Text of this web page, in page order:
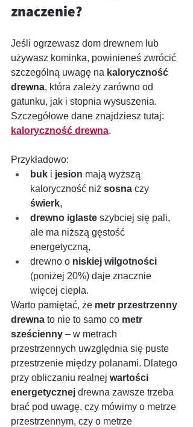
znaczenie?
Jeśli ogrzewasz dom drewnem lub
używasz kominka, powinieneś zwrócić
szczególną uwagę na kaloryczność
drewna, która zależy zarówno od
gatunku, jak i stopnia wysuszenia.
Szczegółowe dane znajdziesz tutaj:
kaloryczność drewna.
Przykładowo:
buk i jesion mają wyższą
kaloryczność niż sosna czy
świerk,
drewno iglaste szybciej się pali,
ale ma niższą gęstość
energetyczną,
drewno o niskiej wilgotności
(poniżej 20%) daje znacznie
więcej ciepła.
Warto pamiętać, że metr przestrzenny
drewna to nie to samo co metr
sześcienny – w metrach
przestrzennych uwzględnia się puste
przestrzenie między polanami. Dlatego
przy obliczaniu realnej wartości
energetycznej drewna zawsze trzeba
brać pod uwagę, czy mówimy o metrze
przestrzennym, czy o metrze